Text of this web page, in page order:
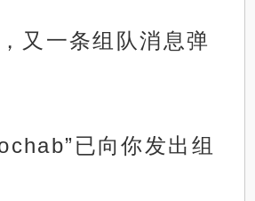
又一条组队消息弹
已向你发出组